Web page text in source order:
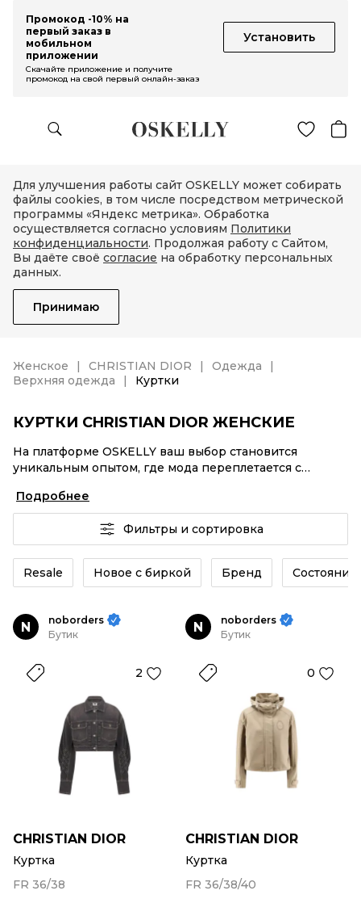
Промокод -10% на
первый заказ в
мобильном
приложении
Установить
Скачайте приложение и получите
промокод на свой первый онлайн-заказ
Для улучшения работы сайт OSKELLY может собирать
файлы cookies, в том числе посредством метрической
программы «Яндекс метрика». Обработка
осуществляется согласно условиям Политики
конфиденциальности. Продолжая работу с Сайтом,
Вы даёте своё согласие на обработку персональных
данных.
Принимаю
Женское CHRISTIAN DIOR
Одежда
Верхняя одежда
Куртки
КУРТКИ CHRISTIAN DIOR ЖЕНСКИЕ
На платформе OSKELLY ваш выбор становится
уникальным опытом, где мода переплетается с
аутентификация каждого заказа – Куртки CHRISTIAN
DIOR женские от селлеров OSKELLY с быстрой
доставкой по России. Ваш стиль не ждет, и мы тоже!
Винтажные изделия или Куртки CHRISTIAN DIOR
женские из новых коллекций – заказывайте на сайте
или в приложении OSKELLY с целой экосистемой
Подробнее
Фильтры и сортировка
Resale Новое с биркой Бренд Состояние
N
noborders
Бутик
2
CHRISTIAN DIOR
Куртка
FR 36/38
N
noborders
Бутик
0
CHRISTIAN DIOR
Куртка
FR 36/38/40